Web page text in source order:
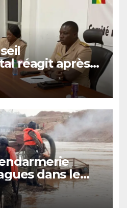
réagit après
du
dans le
contre
illégale